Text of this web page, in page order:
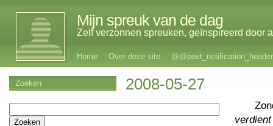
Mijn spreuk van de dag
Zelf verzonnen spreuken, geïnspireerd door
Home Over deze site @@post_notification_header
2008-05-27
verdient
Zoeken